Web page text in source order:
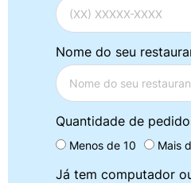
Nome do seu
Quantidade de
Menos de 10 Mais
Já tem computador